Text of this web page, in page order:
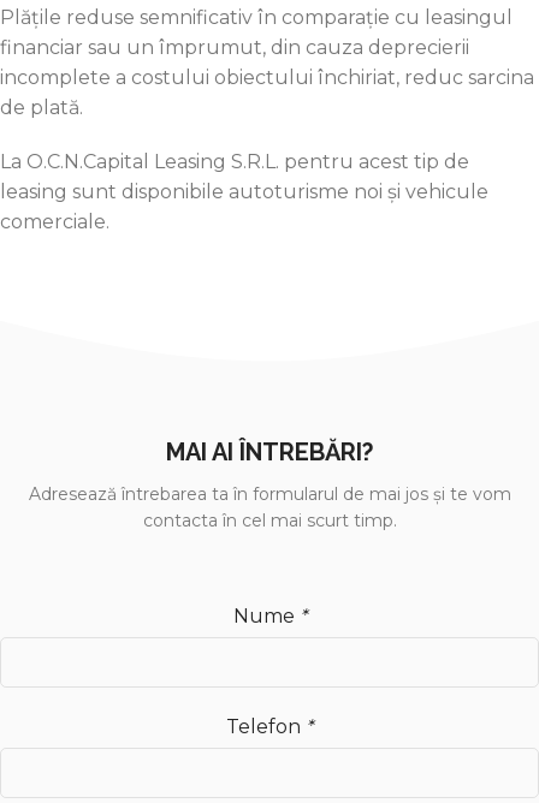
Plățile reduse semnificativ în comparație cu leasingul
financiar sau un împrumut, din cauza deprecierii
incomplete a costului obiectului închiriat, reduc sarcina
de plată.
La O.C.N.Capital Leasing S.R.L. pentru acest tip de
leasing sunt disponibile autoturisme noi și vehicule
comerciale.
MAI AI ÎNTREBĂRI?
Adresează întrebarea ta în formularul de mai jos și te vom
contacta în cel mai scurt timp.
Nume *
Telefon *